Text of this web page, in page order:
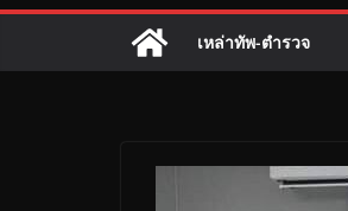
เหล่าทัพ-ตำรวจ